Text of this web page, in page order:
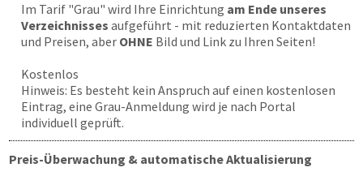
Im Tarif "Grau" wird Ihre Einrichtung am Ende unseres
Verzeichnisses aufgeführt - mit reduzierten Kontaktdaten
und Preisen, aber OHNE Bild und Link zu Ihren Seiten!
Kostenlos
Hinweis: Es besteht kein Anspruch auf einen kostenlosen
Eintrag, eine Grau-Anmeldung wird je nach Portal
individuell geprüft.
Preis-Überwachung & automatische Aktualisierung